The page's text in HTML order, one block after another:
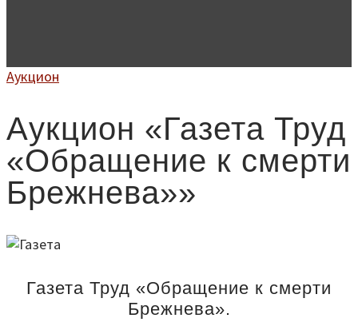
Аукцион
Аукцион «Газета Труд
«Обращение к смерти
Брежнева»»
Газета Труд «Обращение к смерти
Брежнева».